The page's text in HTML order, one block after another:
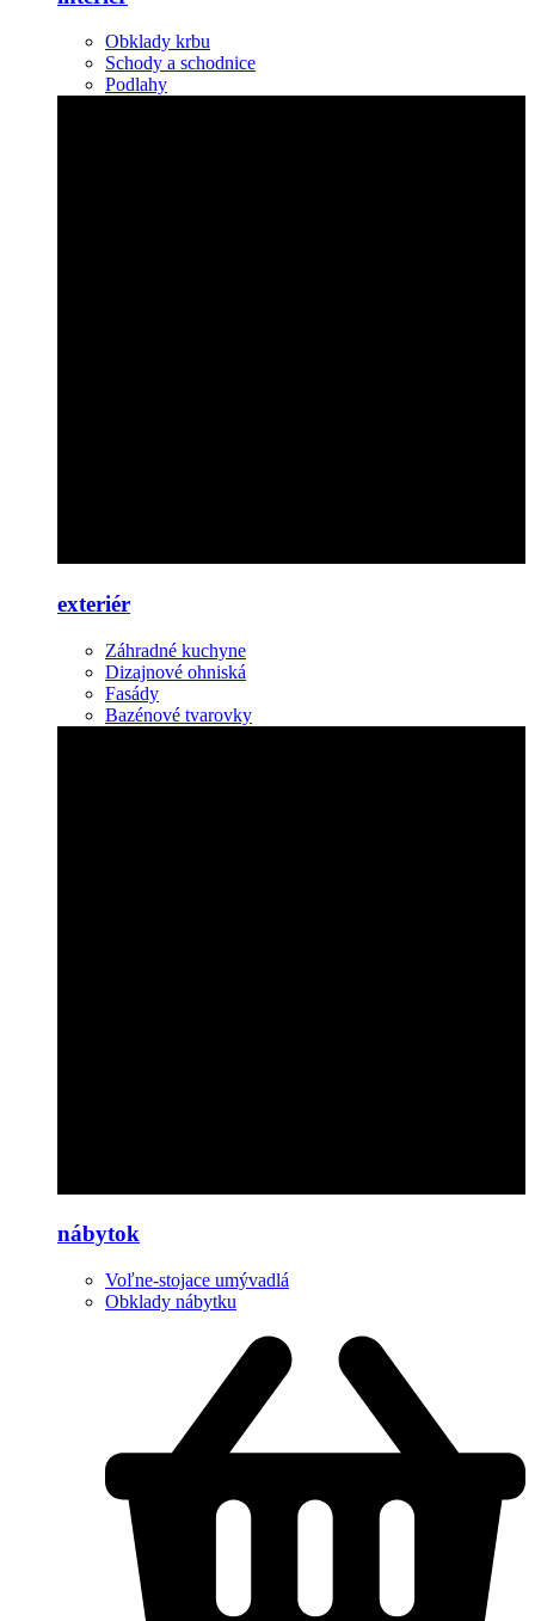
Obklady krbu
Schody a schodnice
Podlahy
exteriér
Záhradné kuchyne
Dizajnové ohniská
Fasády
Bazénové tvarovky
nábytok
Voľne-stojace umývadlá
Obklady nábytku